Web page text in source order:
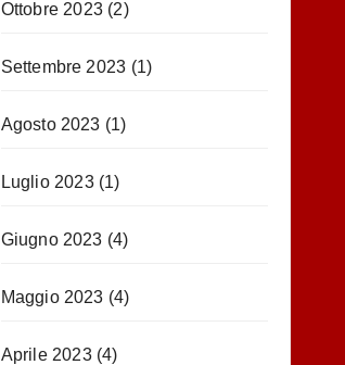
Ottobre 2023(2)
Settembre 2023 (1)
Agosto 2023 (1)
Luglio 2023(1)
Giugno 2023 (4)
Maggio 2023 (4)
Aprile 2023(4)